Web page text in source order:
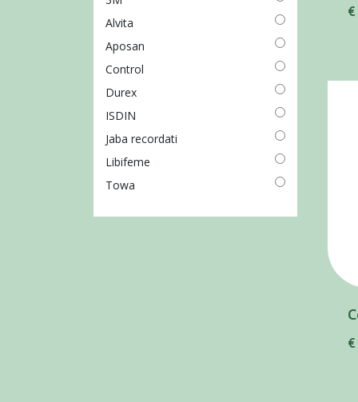
Alvita
Aposan
Control
Durex
ISDIN
Jaba recordati
Libifeme
Towa
€
€